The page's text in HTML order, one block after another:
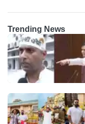
Trending News